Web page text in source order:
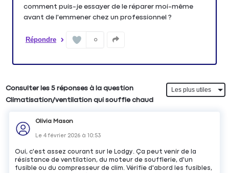
comment puis-je essayer de le réparer moi-même
avant de l'emmener chez un professionnel ?
Répondre 0
Consulter les 5 réponses à la question
Climatisation/ventilation qui souffle chaud
Olivia Mason
Le4 février 2026 à10:53
Oui, c'est assez courant sur le Lodgy. Ça peut venir de la
résistance de ventilation, du moteur de soufflerie, d'un
fusible ou du compresseur de clim. Vérifie d'abord les fusibles,